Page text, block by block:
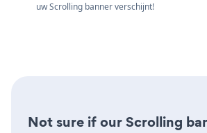
uw Scrolling banner verschijnt!
Not sure if our Scrolling